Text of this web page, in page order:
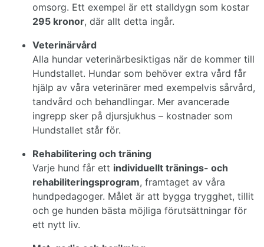
omsorg. Ett exempel är ett stalldygn som kostar
295 kronor, där allt detta ingår.
Veterinärvård
Alla hundar veterinärbesiktigas när de kommer till
Hundstallet. Hundar som behöver extra vård får
hjälp av våra veterinärer med exempelvis sårvård,
tandvård och behandlingar. Mer avancerade
ingrepp sker på djursjukhus – kostnader som
Hundstallet står för.
Rehabilitering och träning
Varje hund får ett individuellt tränings- och
rehabiliteringsprogram, framtaget av våra
hundpedagoger. Målet är att bygga trygghet, tillit
och ge hunden bästa möjliga förutsättningar för
ett nytt liv.